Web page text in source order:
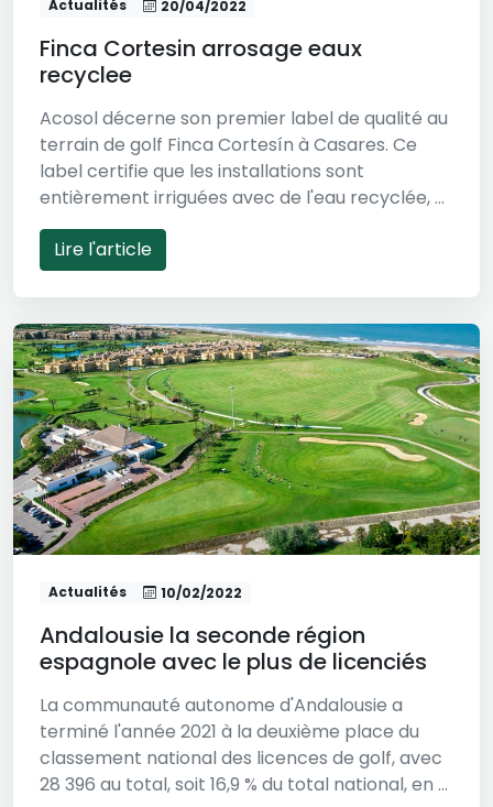
Actualités 20/04/2022
Finca Cortesin arrosage eaux
recyclee
Acosol décerne son premier label de qualité au
terrain de golf Finca Cortesín à Casares. Ce
label certifie que les installations sont
entièrement irriguées avec de l'eau recyclée, ...
Lire l'article
Actualités 10/02/2022
Andalousie la seconde région
espagnole avec le plus de licenciés
La communauté autonome d'Andalousie a
terminé l'année 2021 à la deuxième place du
classement national des licences de golf, avec
28 396 au total, soit 16,9 % du total national, en ...